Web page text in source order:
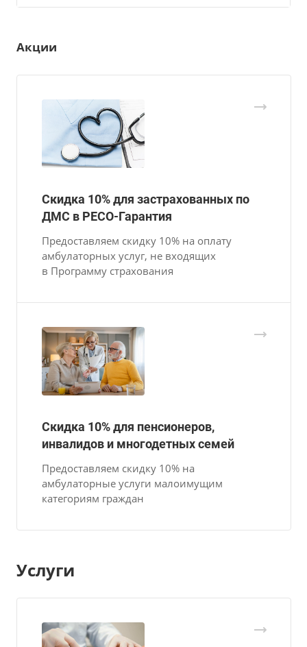
Акции
Скидка 10% для застрахованных по
ДМС в РЕСО-Гарантия
Предоставляем скидку 10% на оплату
амбулаторных услуг, не входящих
в Программу страхования
Скидка 10% для пенсионеров,
инвалидов и многодетных семей
Предоставляем cкидку 10% на
амбулаторные услуги малоимущим
категориям граждан
Услуги